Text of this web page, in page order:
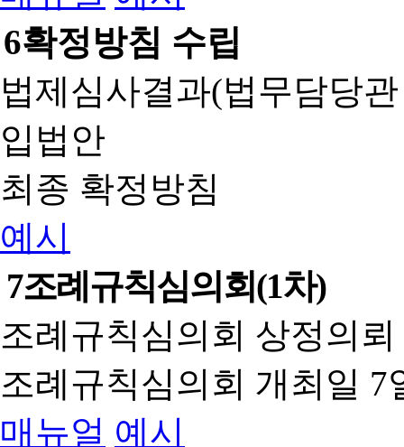
6확정방침 수립
법제심사결과(법무담당
입법안
최종 확정방침
예시
7조례규칙심의회(1차)
조례규칙심의회 상정의
조례규칙심의회 개최일 7
매뉴얼 예시